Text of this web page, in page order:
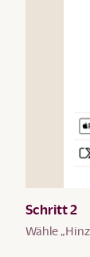
Schritt 2
Wähle